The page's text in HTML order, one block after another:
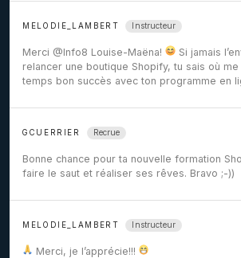
MELODIE_LAMBERT Instructeur
Merci @Info8 Louise-Maëna!
Si jamais
relancer une boutique Shopify, tu sais où
temps bon succès avec ton programme en
GCUERRIER Recrue
Bonne chance pour ta nouvelle formation
faire le saut et réaliser ses rêves. Bravo ;-))
MELODIE_LAMBERT Instructeur
Merci, je l’apprécie!!!